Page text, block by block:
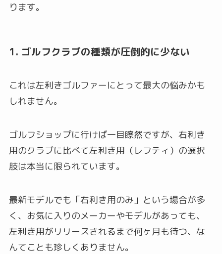
ります。
1. ゴルフクラブの種類が圧倒的に少ない
これは左利きゴルファーにとって最大の悩みかも
しれません。
ゴルフショップに行けば一目瞭然ですが、右利き
用のクラブに比べて左利き用（レフティ）の選択
肢は本当に限られています。
最新モデルでも「右利き用のみ」という場合が多
く、お気に入りのメーカーやモデルがあっても、
左利き用がリリースされるまで何ヶ月も待つ、な
んてことも珍しくありません。